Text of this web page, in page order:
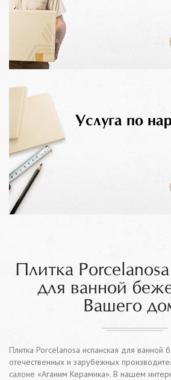
Услуга по
Плитка
для ванной
Вашего
Плитка Porcelanosa испанская для ванной
отечественных и зарубежных
салоне «Аганим Керамика». В нашем